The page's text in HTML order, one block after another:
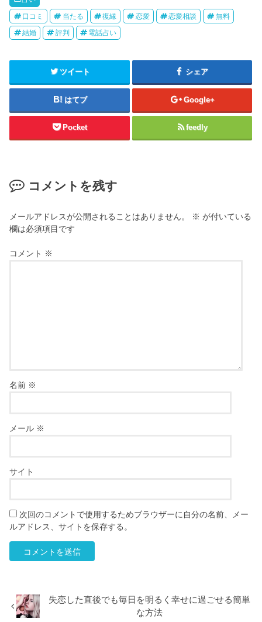
口コミ 当たる 復縁 恋愛 恋愛相談 無料
結婚 評判 電話占い
ツイート シェア
はてブ Google+
Pocket feedly
コメントを残す
メールアドレスが公開されることはありません。 ※ が付いている
欄は必須項目です
コメント ※
名前 ※
メール ※
サイト
次回のコメントで使用するためブラウザーに自分の名前、メー
ルアドレス、サイトを保存する。
失恋した直後でも毎日を明るく幸せに過ごせる簡単
な方法